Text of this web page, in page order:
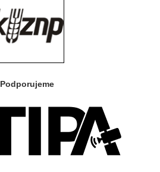
Podporujeme